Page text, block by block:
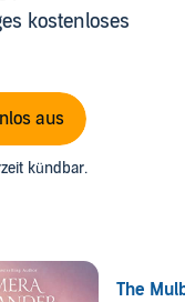
kostenloses
aus
kündbar.
The